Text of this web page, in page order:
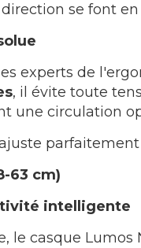
se font
experts de
, il évite toute
une circulation
63 cm)
intelligente
le casque